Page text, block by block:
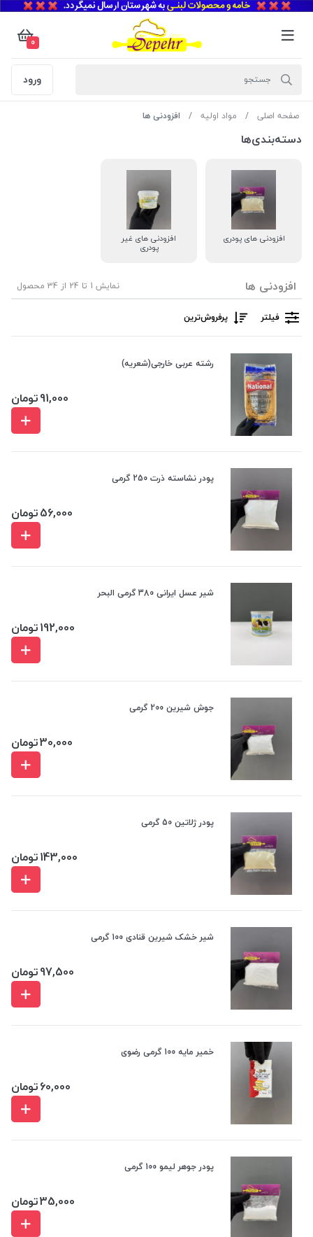
0
ورود
صفحه اصلی مواد اولیه افزودنی ها
دسته‌بندی‌ها
افزودنی های پودری افزودنی های غیر
پودری
افزودنی ها نمایش 1 تا 24 از 34 محصول
فیلتر پرفروش‌ترین‌
رشته عربی خارجی(شعریه)
91,000تومان
پودر نشاسته ذرت 250 گرمی
56,000تومان
شیر عسل ایرانی 380 گرمی البحر
192,000تومان
جوش شیرین 200 گرمی
30,000تومان
پودر ژلاتین 50 گرمی
143,000تومان
شیر خشک شیرین قنادی 100 گرمی
97,500تومان
خمیر مایه 100 گرمی رضوی
60,000تومان
پودر جوهر لیمو 100 گرمی
35,000تومان